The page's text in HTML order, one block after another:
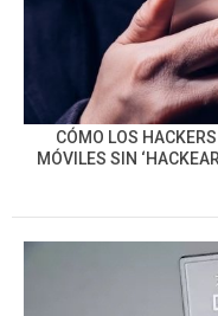
CÓMO LOS
MÓVILES SIN